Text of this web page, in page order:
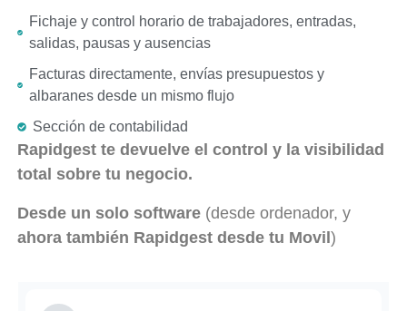
Fichaje y control horario de trabajadores, entradas,
salidas, pausas y ausencias
Facturas directamente, envías presupuestos y
albaranes desde un mismo flujo
Sección de contabilidad
Rapidgest te devuelve el control y la visibilidad
total sobre tu negocio.
Desde un solo software(desde ordenador, y
ahora también Rapidgest desde tu Movil)